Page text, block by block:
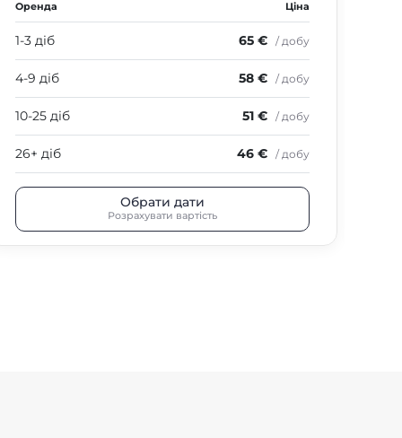
Оренда Ціна
1-3 діб 65 € / добу
4-9 діб 58 € / добу
10-25 діб 51 € / добу
26+ діб 46 € / добу
Обрати дати
Розрахувати вартість